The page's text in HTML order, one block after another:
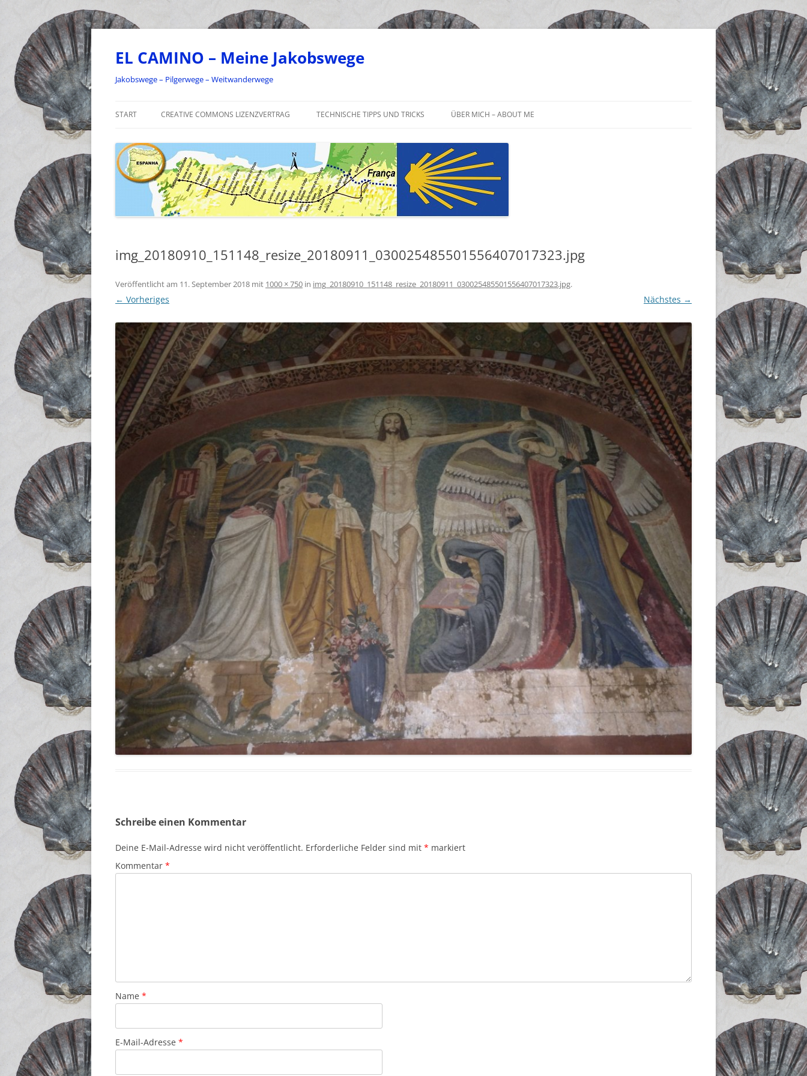
Zum
EL CAMINO – Meine Jakobswege
Jakobswege – Pilgerwege – Weitwanderwege
START CREATIVE COMMONS LIZENZVERTRAG TECHNISCHE TIPPS UND TRICKS ÜBER MICH – ABOUT ME
img_20180910_151148_resize_20180911_030025485501556407017323.jpg
Veröffentlicht am 11. September 2018 mit 1000 × 750 in img_20180910_151148_resize_20180911_030025485501556407017323.jpg.
← Vorheriges Nächstes →
Schreibe einen Kommentar
Deine E-Mail-Adresse wird nicht veröffentlicht. Erforderliche Felder sind mit * markiert
Kommentar *
Name *
E-Mail-Adresse *